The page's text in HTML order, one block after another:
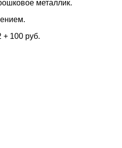
металлик.
100 руб.